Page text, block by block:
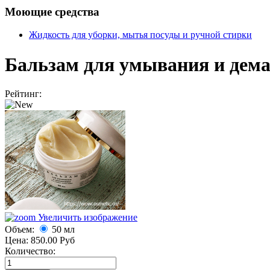
Моющие средства
Жидкость для уборки, мытья посуды и ручной стирки
Бальзам для умывания и
Рейтинг:
Увеличить изображение
Объем:
50 мл
Цена: 850.00 Руб
Количество: